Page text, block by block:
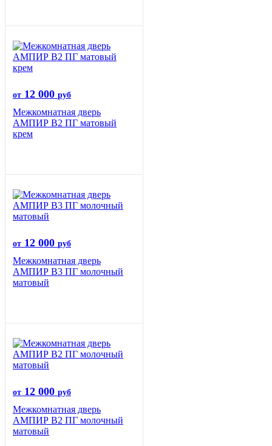
от 12 000 руб
Межкомнатная дверь
АМПИР В2 ПГ матовый
крем
от 12 000 руб
Межкомнатная дверь
АМПИР В3 ПГ молочный
матовый
от 12 000 руб
Межкомнатная дверь
АМПИР В2 ПГ молочный
матовый